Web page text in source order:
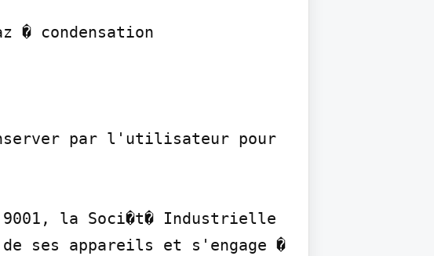
� condensation
par l'utilisateur pour
la Soci�t� Industrielle
ses appareils et s'engage �